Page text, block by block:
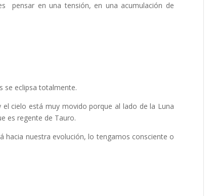
pensar en una tensión, en una acumulación de
se eclipsa totalmente.
cielo está muy movido porque al lado de la Luna
es regente de Tauro.
hacia nuestra evolución, lo tengamos consciente o